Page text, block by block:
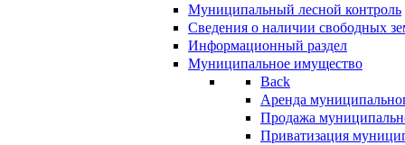
Муниципальный лесной контроль
Сведения о наличии свободных
Информационный раздел
Муниципальное имущество
Back
Аренда
Продажа
Приватизация